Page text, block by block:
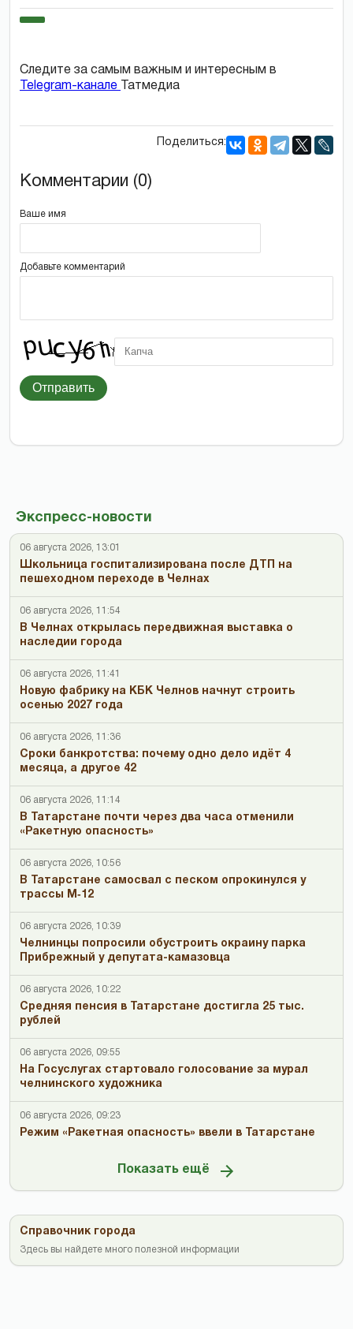
Экспресс-новости
06 августа 2026, 13:01
Школьница госпитализирована после ДТП на
пешеходном переходе в Челнах
06 августа 2026, 11:54
В Челнах открылась передвижная выставка о
наследии города
06 августа 2026, 11:41
Новую фабрику на КБК Челнов начнут строить
осенью 2027 года
06 августа 2026, 11:36
Сроки банкротства: почему одно дело идёт 4
месяца, а другое 42
06 августа 2026, 11:14
В Татарстане почти через два часа отменили
«Ракетную опасность»
06 августа 2026, 10:56
В Татарстане самосвал с песком опрокинулся у
трассы М‑12
06 августа 2026, 10:39
Челнинцы попросили обустроить окраину парка
Прибрежный у депутата-камазовца
06 августа 2026, 10:22
Средняя пенсия в Татарстане достигла 25 тыс.
рублей
06 августа 2026, 09:55
На Госуслугах стартовало голосование за мурал
челнинского художника
06 августа 2026, 09:23
Режим «Ракетная опасность» ввели в Татарстане
Показать ещё
Справочник города
Здесь вы найдете много полезной информации
Следите за самым важным и интересным в
Telegram-канале
Татмедиа
Поделиться:
Комментарии (0)
Ваше имя
Добавьте комментарий
Отправить